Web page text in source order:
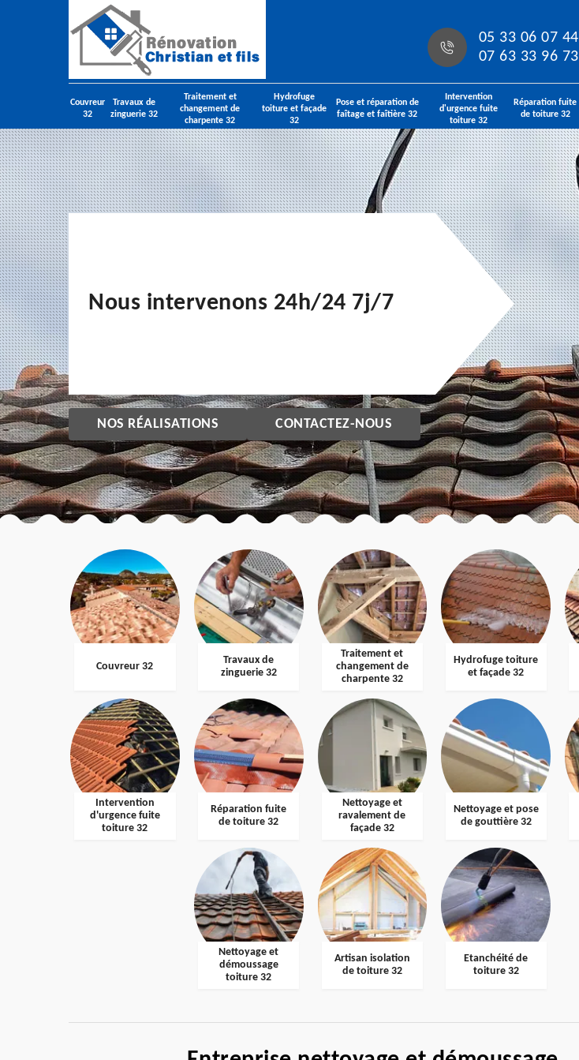
05 33 06 07 44
07 63 33 96 73
Couvreur
32
Travaux de
zinguerie 32
Traitement et
changement de
charpente 32
Hydrofuge
toiture et façade
32
Pose et réparation de
faîtage et faîtière 32
Intervention
d'urgence fuite
toiture 32
Réparation fuite
de toiture 32
Nous intervenons 24h/24 7j/7
NOS RÉALISATIONS CONTACTEZ-NOUS
Couvreur 32
Travaux de
zinguerie 32
Traitement et
changement de
charpente 32
Hydrofuge toiture
et façade 32
Intervention
d'urgence fuite
toiture 32
Réparation fuite
de toiture 32
Nettoyage et
ravalement de
façade 32
Nettoyage et pose
de gouttière 32
Nettoyage et
démoussage
toiture 32
Artisan isolation
de toiture 32
Etanchéité de
toiture 32